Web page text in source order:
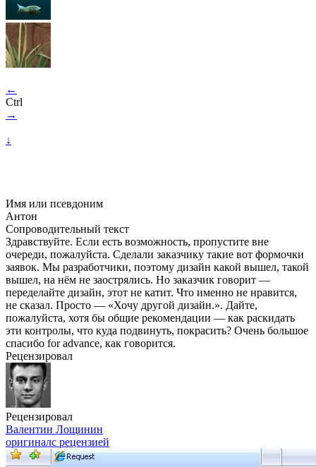
←
Ctrl
→
↓
Имя или псевдоним
Антон
Сопроводительный текст
Здравствуйте. Если есть возможность, пропустите вне
очереди, пожалуйста. Сделали заказчику такие вот формочки
заявок. Мы разработчики, поэтому дизайн какой вышел, такой
вышел, на нём не заострялись. Но заказчик говорит —
переделайте дизайн, этот не катит. Что именно не нравится,
не сказал. Просто — «Хочу другой дизайн.». Дайте,
пожалуйста, хотя бы общие рекомендации — как раскидать
эти контролы, что куда подвинуть, покрасить? Очень большое
спасибо for advance, как говорится.
Рецензировал
Рецензировал
Валентин Лощинин
оригиналс рецензией